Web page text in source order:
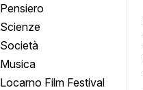
Pensiero
Scienze
Società
Musica
Locarno Film Festival